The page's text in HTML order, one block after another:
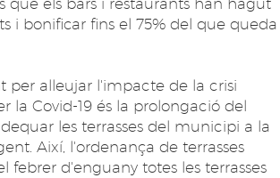
que els bars i restaurants han hagut
i bonificar fins el 75% del que queda
per alleujar l'impacte de la crisi
la Covid-19 és la prolongació del
les terrasses del municipi a la
Així, l'ordenança de terrasses
febrer d'enguany totes les terrasses